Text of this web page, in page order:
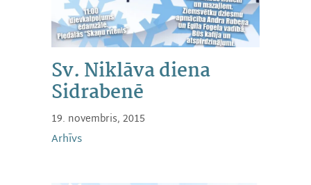
Sv. Niklāva diena
Sidrabenē
19. novembris, 2015
Arhīvs